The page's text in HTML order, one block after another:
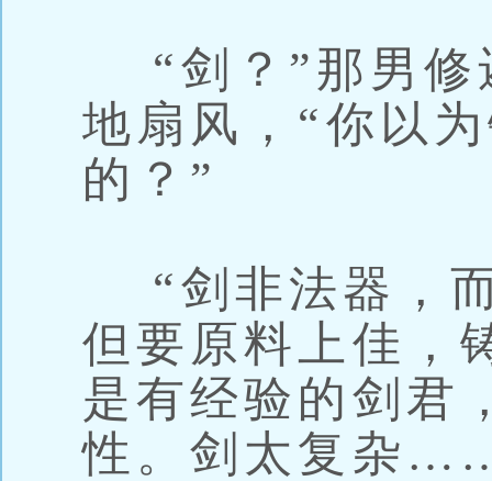
“剑？”那男修
地扇风，“你以
的？”
“剑非法器，
但要原料上佳，
是有经验的剑君
性。剑太复杂